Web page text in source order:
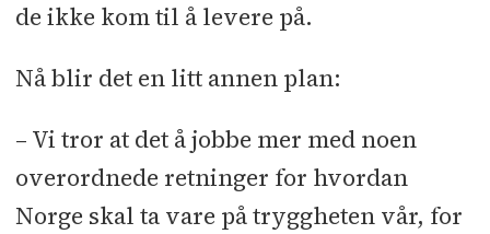
de ikke kom til å levere på.
Nå blir det en litt annen plan:
– Vi tror at det å jobbe mer med noen
overordnede retninger for hvordan
Norge skal ta vare på tryggheten vår, for